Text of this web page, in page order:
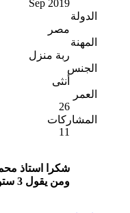
Sep 2019
الدولة
مصر
المهنة
ربة منزل
الجنس
أنثى
العمر
26
المشاركات
11
ومن يقول 3 ستوات وهل يمكن تخزينه فعلا بدون اضافة المادة السكرية؟